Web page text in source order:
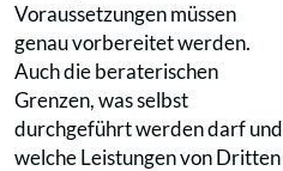
Voraussetzungen müssen
genau vorbereitet werden.
Auch die beraterischen
Grenzen, was selbst
durchgeführt werden darf und
welche Leistungen von Dritten